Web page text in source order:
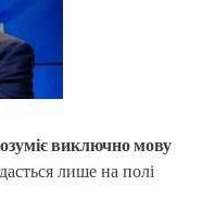
виключно мову
лише на полі